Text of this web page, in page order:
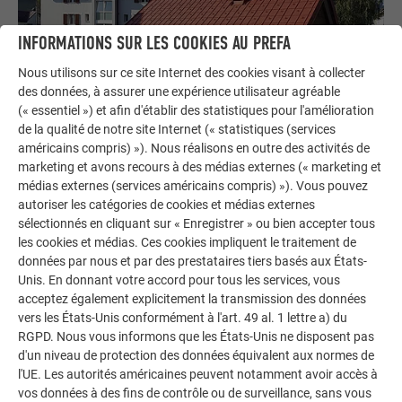
COULEURS GARANTIES 40 ANS EN QUALITÉ
P.10
INFORMATIONS SUR LES COOKIES AU PREFA
Nous utilisons sur ce site Internet des cookies visant à collecter
des données, à assurer une expérience utilisateur agréable
(« essentiel ») et afin d'établir des statistiques pour l'amélioration
de la qualité de notre site Internet (« statistiques (services
américains compris) »). Nous réalisons en outre des activités de
marketing et avons recours à des médias externes (« marketing et
médias externes (services américains compris) »). Vous pouvez
autoriser les catégories de cookies et médias externes
sélectionnés en cliquant sur « Enregistrer » ou bien accepter tous
les cookies et médias. Ces cookies impliquent le traitement de
données par nous et par des prestataires tiers basés aux États-
Unis. En donnant votre accord pour tous les services, vous
acceptez également explicitement la transmission des données
vers les États-Unis conformément à l'art. 49 al. 1 lettre a) du
RGPD. Nous vous informons que les États-Unis ne disposent pas
d'un niveau de protection des données équivalent aux normes de
l'UE. Les autorités américaines peuvent notamment avoir accès à
vos données à des fins de contrôle ou de surveillance, sans vous